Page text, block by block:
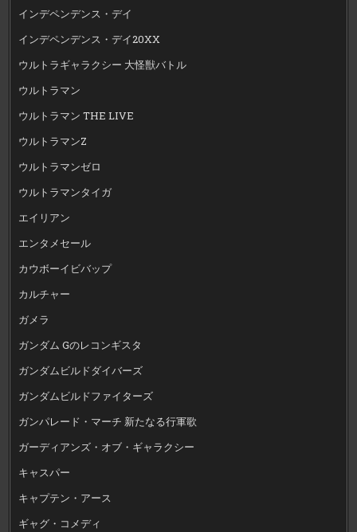
インデペンデンス・デイ
インデペンデンス・デイ20XX
ウルトラギャラクシー 大怪獣バトル
ウルトラマン
ウルトラマン THE LIVE
ウルトラマンZ
ウルトラマンゼロ
ウルトラマンタイガ
エイリアン
エンタメセール
カウボーイビバップ
カルチャー
ガメラ
ガンダム Gのレコンギスタ
ガンダムビルドダイバーズ
ガンダムビルドファイターズ
ガンパレード・マーチ 新たなる行軍歌
ガーディアンズ・オブ・ギャラクシー
キャスパー
キャプテン・アース
ギャグ・コメディ